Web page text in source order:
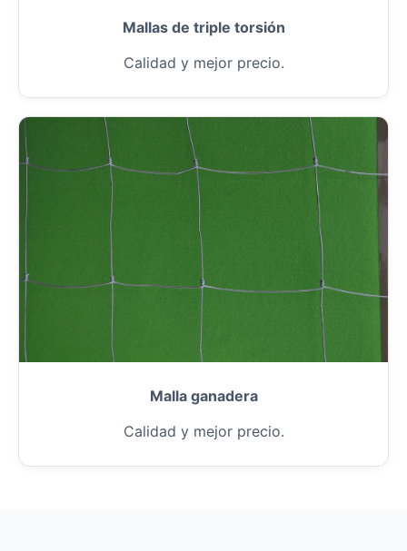
Mallas de triple torsión
Calidad y mejor precio.
Malla ganadera
Calidad y mejor precio.